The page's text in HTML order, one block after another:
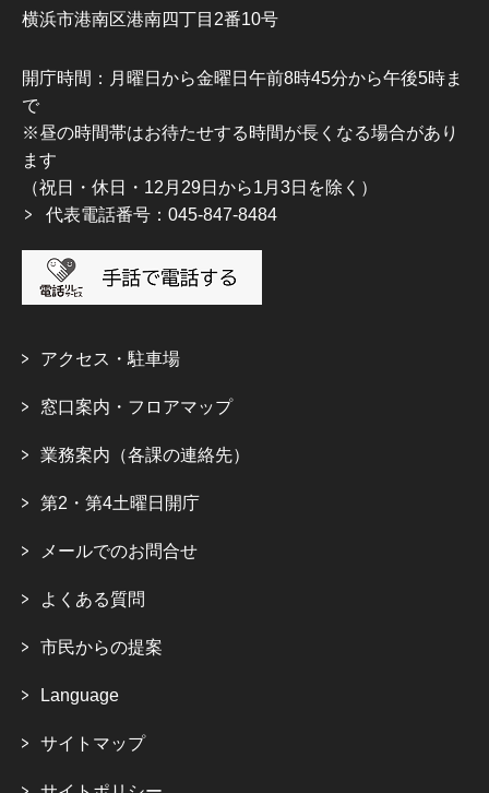
横浜市港南区港南四丁目2番10号
開庁時間：月曜日から金曜日午前8時45分から午後5時ま
で
※昼の時間帯はお待たせする時間が長くなる場合があり
ます
（祝日・休日・12月29日から1月3日を除く）
代表電話番号：045-847-8484
アクセス・駐車場
窓口案内・フロアマップ
業務案内（各課の連絡先）
第2・第4土曜日開庁
メールでのお問合せ
よくある質問
市民からの提案
Language
サイトマップ